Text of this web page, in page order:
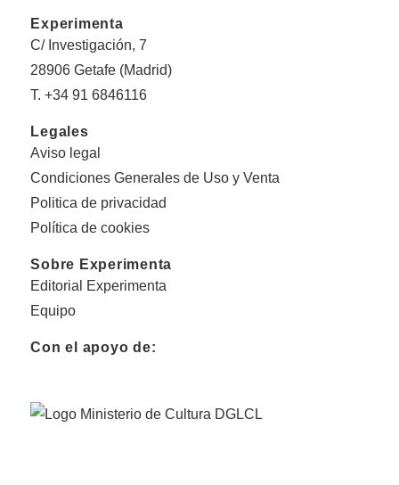
Experimenta
C/ Investigación, 7
28906 Getafe (Madrid)
T. +34 91 6846116
Legales
Aviso legal
Condiciones Generales de Uso y Venta
Politica de privacidad
Política de cookies
Sobre Experimenta
Editorial Experimenta
Equipo
Con el apoyo de: